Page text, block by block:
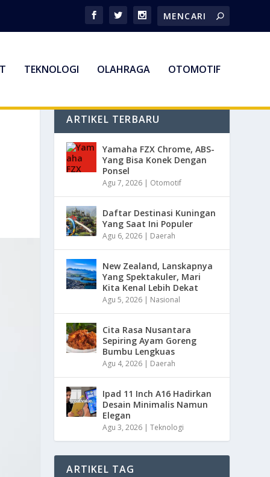
TEKNOLOGI OLAHRAGA OTOMOTIF
ARTIKEL TERBARU
Yamaha FZX Chrome, ABS-
Yang Bisa Konek Dengan
Ponsel
Agu 7, 2026 | Otomotif
Daftar Destinasi Kuningan
Yang Saat Ini Populer
Agu 6, 2026 | Daerah
New Zealand, Lanskapnya
Yang Spektakuler, Mari
Kita Kenal Lebih Dekat
Agu 5, 2026 | Nasional
Cita Rasa Nusantara
Sepiring Ayam Goreng
Bumbu Lengkuas
Agu 4, 2026 | Daerah
Ipad 11 Inch A16 Hadirkan
Desain Minimalis Namun
Elegan
Agu 3, 2026 |Teknologi
ARTIKEL TAG